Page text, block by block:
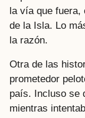
la vía que fuera,
de la Isla. Lo
la razón.
Otra de las
prometedor
país. Incluso se
mientras